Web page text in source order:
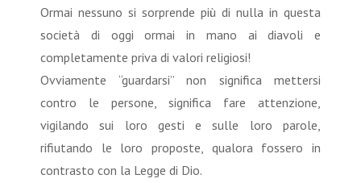
Ormai nessuno si sorprende più di nulla in questa
società di oggi ormai in mano ai diavoli e
completamente priva di valori religiosi!
Ovviamente “guardarsi” non significa mettersi
contro le persone, significa fare attenzione,
vigilando sui loro gesti e sulle loro parole,
rifiutando le loro proposte, qualora fossero in
contrasto con la Legge di Dio.